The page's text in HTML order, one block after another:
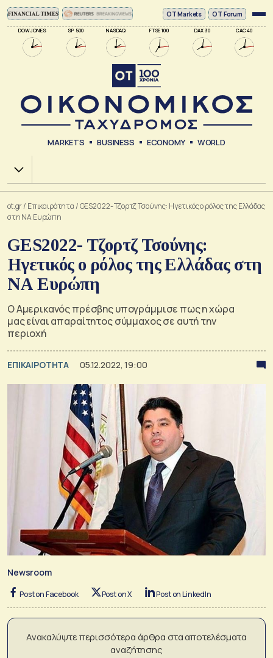
DOW JONES SP 500 NASDAQ FTSE 100 DAX 30 CAC 40
ΟΤ Markets OT Forum
MARKETS BUSINESS ECONOMY WORLD
Χ.Α.
ot.gr/ Επικαιρότητα /GES2022- Τζορτζ Τσούνης: Hγετικός ο ρόλος της Ελλάδας
στη ΝΑ Ευρώπη
GES2022- Τζορτζ Τσούνης:
Hγετικός ο ρόλος της Ελλάδας στη
ΝΑ Ευρώπη
Ο Αμερικανός πρέσβης υπογράμμισε πως η χώρα
μας είναι απαραίτητος σύμμαχος σε αυτή την
περιοχή
ΕΠΙΚΑΙΡΟΤΗΤΑ 05.12.2022, 19:00
Newsroom
Post on Facebook Post on X Post on LinkedIn
Ανακαλύψτε περισσότερα άρθρα στα αποτελέσματα
αναζήτησης